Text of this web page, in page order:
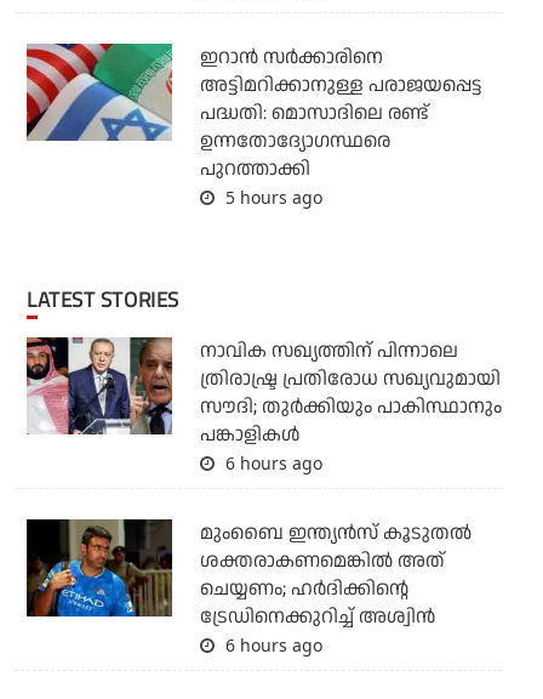
ഇറാന്‍ സര്‍ക്കാരിനെ
അട്ടിമറിക്കാനുള്ള പരാജയപ്പെട്ട
പദ്ധതി: മൊസാദിലെ രണ്ട്
ഉന്നതോദ്യോഗസ്ഥരെ
പുറത്താക്കി
5 hours ago
LATEST STORIES
നാവിക സഖ്യത്തിന് പിന്നാലെ
ത്രിരാഷ്ട്ര പ്രതിരോധ സഖ്യവുമായി
സൗദി; തുര്‍ക്കിയും പാകിസ്ഥാനും
പങ്കാളികള്‍
6 hours ago
മുംബൈ ഇന്ത്യന്‍സ് കൂടുതല്‍
ശക്തരാകണമെങ്കില്‍ അത്
ചെയ്യണം; ഹര്‍ദിക്കിന്റെ
ട്രേഡിനെക്കുറിച്ച് അശ്വിന്‍
6 hours ago